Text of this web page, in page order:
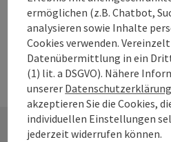
ermöglichen (z.B. Chatbot,
analysieren sowie Inhalte
Cookies verwenden.
Datenübermittlung in ein
(1) lit. a DSGVO). Nähere
unserer
akzeptieren Sie die Cookies,
individuellen Einstellungen
jederzeit widerrufen können.